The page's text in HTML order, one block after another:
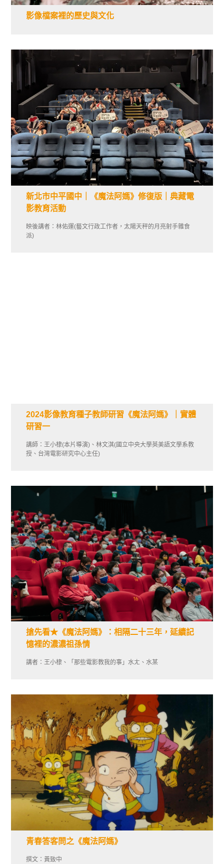
影像檔案裡的歷史與文化
新北市中平國中｜《魔法阿媽》修復版｜典藏電
影教育活動
映後講者：林佑運(藝文行政工作者，太陽天秤的月亮射手雜食
派)
2024影像教育種子教師研習《魔法阿媽》｜實體
研習一
講師：王小棣(本片導演)、林文淇(國立中央大學英美語文學系教
授、台灣電影研究中心主任)
搶先看★《魔法阿媽》：相隔二十三年，延續記
憶裡的濃濃祖孫情
講者：王小棣、「那些電影教我的事」水ㄤ、水某
青春答客問之《魔法阿媽》
撰文：黃致中